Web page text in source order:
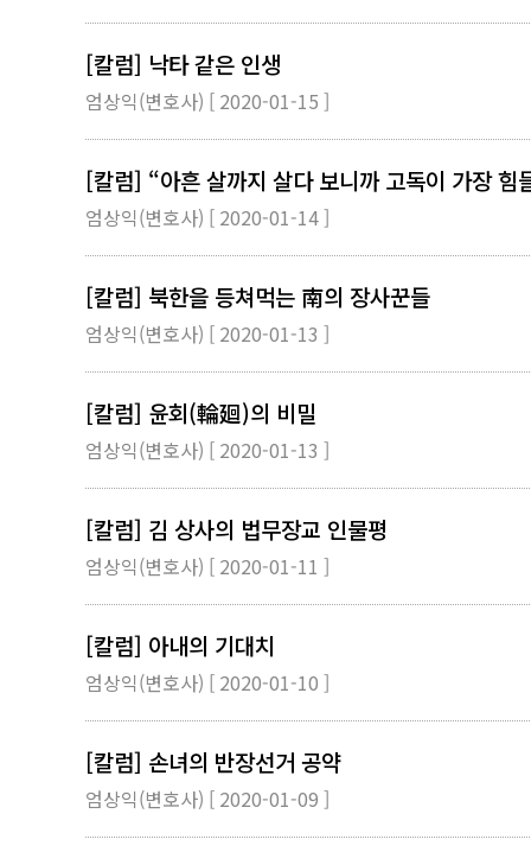
[칼럼] 낙타 같은 인생
엄상익(변호사) [ 2020-01-15 ]
[칼럼] “아흔 살까지 살다 보니까 고독이 가장 힘
엄상익(변호사) [ 2020-01-14 ]
[칼럼] 북한을 등쳐먹는 南의 장사꾼들
엄상익(변호사) [ 2020-01-13 ]
[칼럼] 윤회(輪廻)의 비밀
엄상익(변호사) [ 2020-01-13 ]
[칼럼] 김 상사의 법무장교 인물평
엄상익(변호사) [ 2020-01-11 ]
[칼럼] 아내의 기대치
엄상익(변호사) [ 2020-01-10 ]
[칼럼] 손녀의 반장선거 공약
엄상익(변호사) [ 2020-01-09 ]